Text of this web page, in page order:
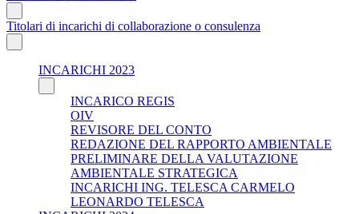
Titolari di incarichi di collaborazione o consulenza
INCARICHI 2023
INCARICO REGIS
OIV
REVISORE DEL CONTO
REDAZIONE DEL RAPPORTO AMBIENTALE
PRELIMINARE DELLA VALUTAZIONE
AMBIENTALE STRATEGICA
INCARICHI ING. TELESCA CARMELO
LEONARDO TELESCA